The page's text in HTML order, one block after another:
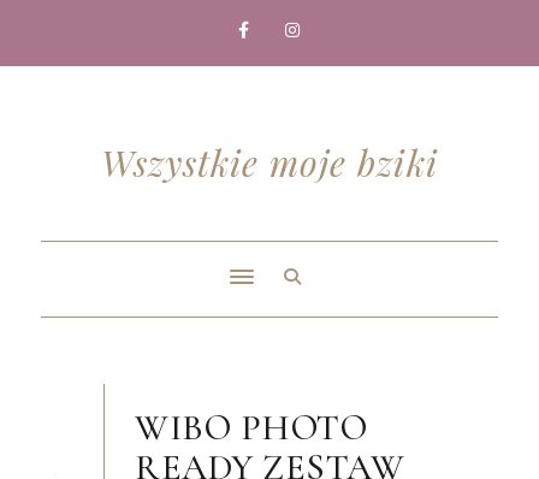
Wszystkie moje bziki
WIBO PHOTO
READY ZESTAW